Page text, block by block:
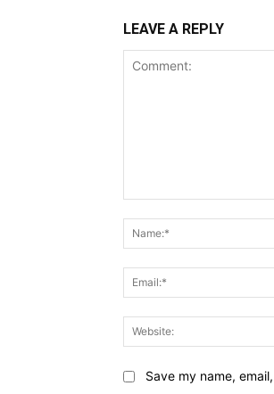
LEAVE A REPLY
Save my name,